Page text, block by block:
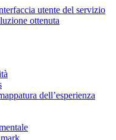
utente del servizio
ottenuta
dell’esperienza